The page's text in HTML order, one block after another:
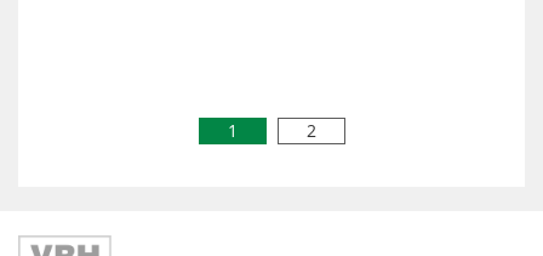
1 2